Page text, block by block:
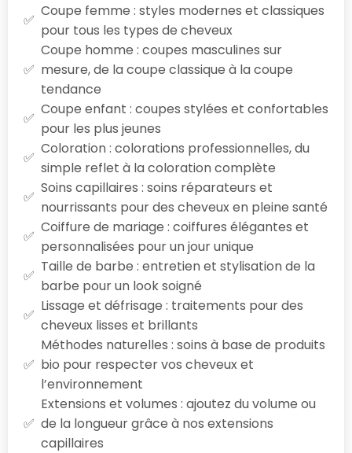
Coupe femme : styles modernes et classiques
pour tous les types de cheveux
Coupe homme : coupes masculines sur
mesure, de la coupe classique à la coupe
tendance
Coupe enfant : coupes stylées et confortables
pour les plus jeunes
Coloration : colorations professionnelles, du
simple reflet à la coloration complète
Soins capillaires : soins réparateurs et
nourrissants pour des cheveux en pleine santé
Coiffure de mariage : coiffures élégantes et
personnalisées pour un jour unique
Taille de barbe : entretien et stylisation de la
barbe pour un look soigné
Lissage et défrisage : traitements pour des
cheveux lisses et brillants
Méthodes naturelles : soins à base de produits
bio pour respecter vos cheveux et
l’environnement
Extensions et volumes : ajoutez du volume ou
de la longueur grâce à nos extensions
capillaires